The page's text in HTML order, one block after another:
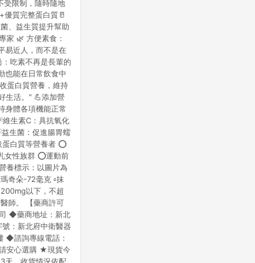
為準。
受限制，隨時隨地
優質完整蛋白質🥛
、益生質提升幫助
家 🌿 方便素食：
易近人，而不是在
吃素不再是長輩的
也能在日常飲食中
蛋白質營養，維持
生活。" 💪添加營
身體各項機能正常
生素C：具抗氧化
生菌：促進腸胃蠕
白質等營養者 ⭕
女性族群 ⭕運動前
養標示：以圖片為
奇朵-72毫克 ▫️抹
以下，不超
師。 【藥商許可
◆藥商地址：新北
：新北府中衛醫器
◆諮詢專線電話：
安心選購 ★現貨今